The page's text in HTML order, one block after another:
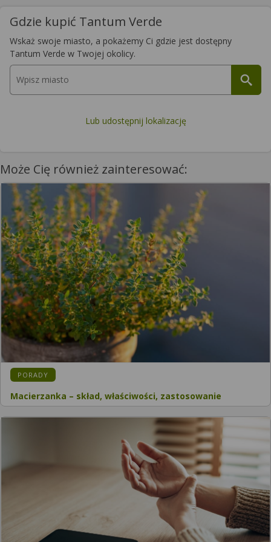
Gdzie kupić Tantum Verde
Wskaż swoje miasto, a pokażemy Ci gdzie jest dostępny
Tantum Verde w Twojej okolicy.
Lub udostępnij lokalizację
Może Cię również zainteresować:
KATEGORIA:
PORADY
Macierzanka – skład, właściwości, zastosowanie